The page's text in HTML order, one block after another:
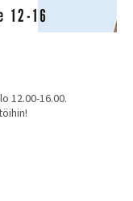
12.00-16.00.